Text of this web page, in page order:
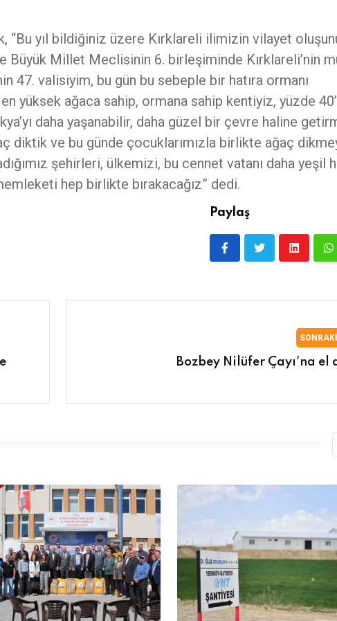
yıl bildiğiniz üzere Kırklareli ilimizin vilayet
Büyük Millet Meclisinin 6. birleşiminde Kırklareli’nin
47. valisiyim, bu gün bu sebeple bir hatıra ormanı
yüksek ağaca sahip, ormana sahip kentiyiz, yüzde
daha yaşanabilir, daha güzel bir çevre haline
diktik ve bu günde çocuklarımızla birlikte ağaç
şehirleri, ülkemizi, bu cennet vatanı daha yeşil
hep birlikte bırakacağız” dedi.
Paylaş
SONRAKI
Bozbey Nilüfer Çayı'na el